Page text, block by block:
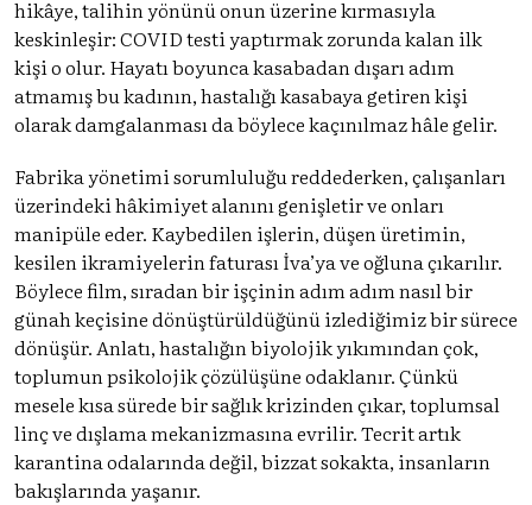
hikâye, talihin yönünü onun üzerine kırmasıyla
keskinleşir: COVID testi yaptırmak zorunda kalan ilk
kişi o olur. Hayatı boyunca kasabadan dışarı adım
atmamış bu kadının, hastalığı kasabaya getiren kişi
olarak damgalanması da böylece kaçınılmaz hâle gelir.
Fabrika yönetimi sorumluluğu reddederken, çalışanları
üzerindeki hâkimiyet alanını genişletir ve onları
manipüle eder. Kaybedilen işlerin, düşen üretimin,
kesilen ikramiyelerin faturası İva’ya ve oğluna çıkarılır.
Böylece film, sıradan bir işçinin adım adım nasıl bir
günah keçisine dönüştürüldüğünü izlediğimiz bir sürece
dönüşür. Anlatı, hastalığın biyolojik yıkımından çok,
toplumun psikolojik çözülüşüne odaklanır. Çünkü
mesele kısa sürede bir sağlık krizinden çıkar, toplumsal
linç ve dışlama mekanizmasına evrilir. Tecrit artık
karantina odalarında değil, bizzat sokakta, insanların
bakışlarında yaşanır.